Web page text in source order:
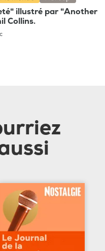
illustré par "Another
Collins.